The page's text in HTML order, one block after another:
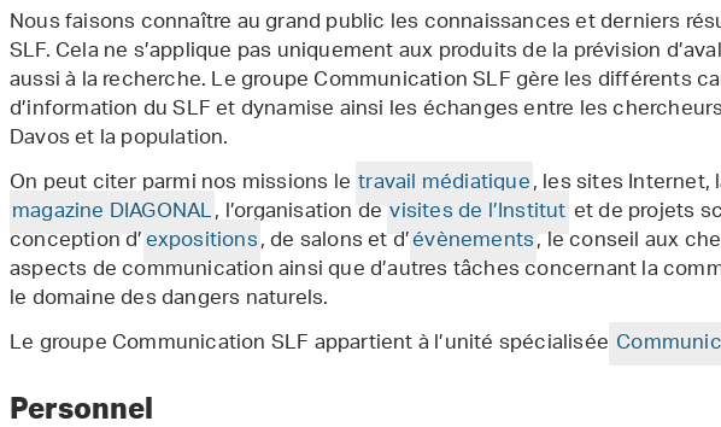
Nous faisons connaître au grand public les connaissances et derniers
SLF. Cela ne s’applique pas uniquement aux produits de la prévision
aussi à la recherche. Le groupe Communication SLF gère les différents
d’information du SLF et dynamise ainsi les échanges entre les
Davos et la population.
On peut citer parmi nos missions le travail médiatique, les sites Internet,
magazine DIAGONAL, l’organisation de visites de l’Institutet de projets
conception d’expositions, de salons et d’évènements, le conseil aux
aspects de communication ainsi que d’autres tâches concernant la
le domaine des dangers naturels.
Le groupe Communication SLF appartient à l’unité spécialisée
Personnel